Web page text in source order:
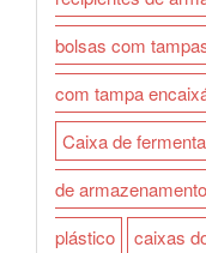
bolsas com
com tampa
Caixa de
de
plástico
caixas